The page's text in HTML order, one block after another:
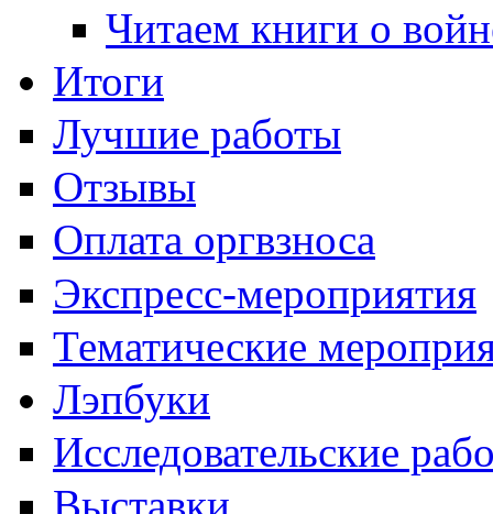
Читаем книги о
Итоги
Лучшие работы
Отзывы
Оплата оргвзноса
Экспресс-мероприятия
Тематические
Лэпбуки
Исследовательские